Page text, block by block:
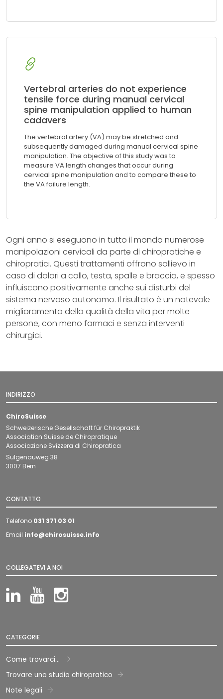
Vertebral arteries do not experience
tensile force during manual cervical
spine manipulation applied to human
cadavers
The vertebral artery (VA) may be stretched and
subsequently damaged during manual cervical spine
manipulation. The objective of this study was to
measure VA length changes that occur during
cervical spine manipulation and to compare these to
the VA failure length.
Ogni anno si eseguono in tutto il mondo numerose
manipolazioni cervicali da parte di chiropratiche e
chiropratici. Questi trattamenti offrono sollievo in
caso di dolori a collo, testa, spalle e braccia, e spesso
influiscono positivamente anche sui disturbi del
sistema nervoso autonomo. Il risultato è un notevole
miglioramento della qualità della vita per molte
persone, con meno farmaci e senza interventi
chirurgici.
INDIRIZZO
ChiroSuisse
Schweizerische Gesellschaft für Chiropraktik
Association Suisse de Chiropratique
Associazione Svizzera di Chiropratica
Sulgenauweg 38
3007 Bern
CONTATTO
Telefono 031 371 03 01
Email info@chirosuisse.info
COLLEGATEVI A NOI
LinkedIn
YouTube
CATEGORIE
Come trovarci...
Trovare uno studio chiropratico
Note legali